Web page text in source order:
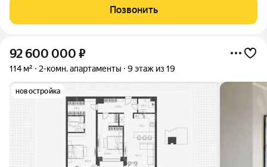
застройка, деловая активность, высокий пешеходный и
автомобильный трафик.
Позвонить
92 600 000 ₽
114 м² 2-комн. апартаменты 9 этаж из 19
новостройка